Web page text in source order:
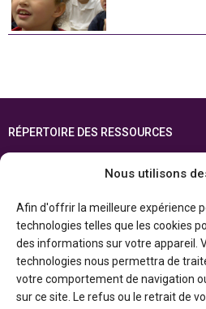
Nous utilisons
Afin d'offrir la meilleure expérience
technologies telles que les cookies
des informations sur votre appareil.
technologies nous permettra de
votre comportement de navigation
sur ce site. Le refus ou le retrait de
RÉPERTOIRE DES RESSOURCES
ENGLISH
Cette ressource est réalisée grâce au
l’Ontario et du gouvernement duCanada
Patrimoine canadien